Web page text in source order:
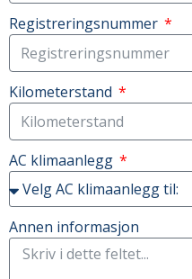
Registreringsnummer
Kilometerstand
AC klimaanlegg
Annen informasjon